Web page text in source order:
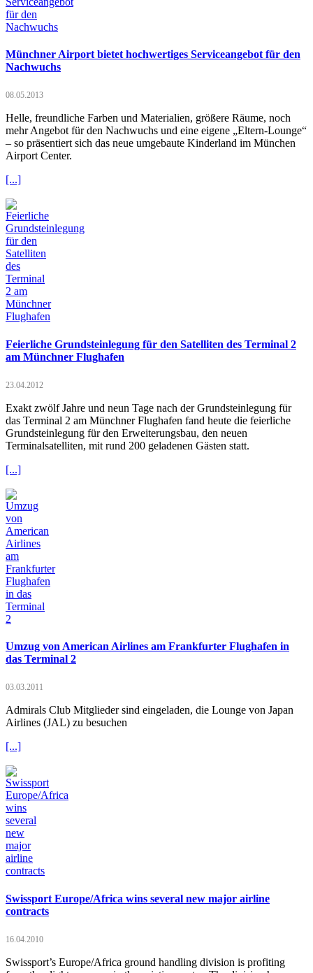
Münchner Airport bietet hochwertiges Serviceangebot für den
Nachwuchs
08.05.2013
Helle, freundliche Farben und Materialien, größere Räume, noch
mehr Angebot für den Nachwuchs und eine eigene „Eltern-Lounge“
– so präsentiert sich das neue umgebaute Kinderland im München
Airport Center.
[...]
Feierliche Grundsteinlegung für den Satelliten des Terminal 2
am Münchner Flughafen
23.04.2012
Exakt zwölf Jahre und neun Tage nach der Grundsteinlegung für
das Terminal 2 am Münchner Flughafen fand heute die feierliche
Grundsteinlegung für den Erweiterungsbau, den neuen
Terminalsatelliten, mit rund 200 geladenen Gästen statt.
[...]
Umzug von American Airlines am Frankfurter Flughafen in
das Terminal 2
03.03.2011
Admirals Club Mitglieder sind eingeladen, die Lounge von Japan
Airlines (JAL) zu besuchen
[...]
Swissport Europe/Africa wins several new major airline
contracts
16.04.2010
Swissport’s Europe/Africa ground handling division is profiting